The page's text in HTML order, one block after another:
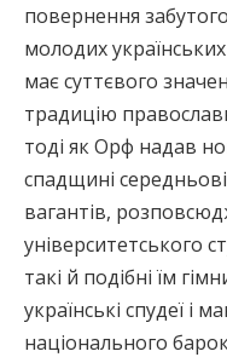
повернення
молодих українських
має суттєвого
традицію
тоді як Орф надав
спадщині
вагантів,
університетського
такі й подібні їм
українські спудеї і
національного